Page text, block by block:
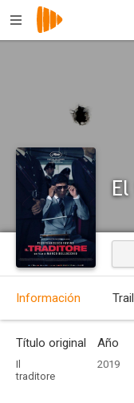
Información
Título original
Il
traditore
Año
2019